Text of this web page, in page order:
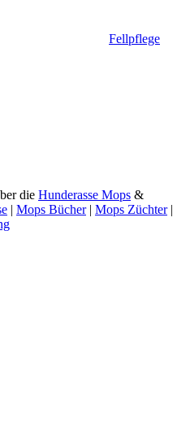
Fellpflege
die Hunderasse Mops &
| Mops Bücher| Mops Züchter|